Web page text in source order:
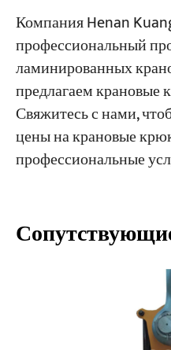
Компания Henan
профессиональный
ламинированных
предлагаем крановые
Свяжитесь с нами,
цены на крановые
профессиональные